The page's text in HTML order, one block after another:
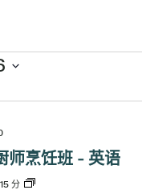
师烹饪班 - 英语
分